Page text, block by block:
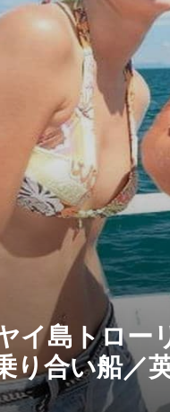
イ島トロー
り合い船／